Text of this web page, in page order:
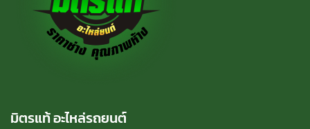
มิตรแท้ อะไหล่รถยนต์